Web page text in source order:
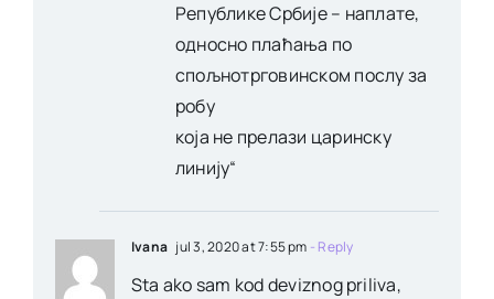
Републике Србије – наплате,
односно плаћања по
спољнотрговинском послу за
робу
која не прелази царинску
линију“
Ivana jul 3, 2020 at 7:55 pm - Reply
Sta ako sam kod deviznog priliva,